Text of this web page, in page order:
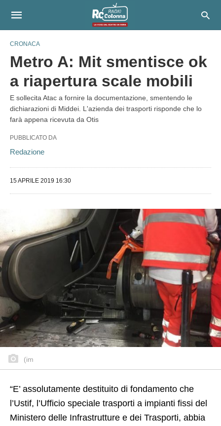
CRONACA
Metro A: Mit smentisce ok
a riapertura scale mobili
E sollecita Atac a fornire la documentazione, smentendo le
dichiarazioni di Middei. L'azienda dei trasporti risponde che lo
farà appena ricevuta da Otis
PUBBLICATO DA
Redazione
15 APRILE 2019 16:30
(im
“E’ assolutamente destituito di fondamento che
l’Ustif, l’Ufficio speciale trasporti a impianti fissi del
Ministero delle Infrastrutture e dei Trasporti, abbia